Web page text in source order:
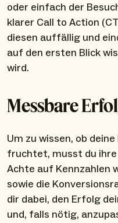
oder einfach der
klarer Call to Action
diesen auffällig und
auf den ersten Blick
wird.
Messbare
Um zu wissen, ob
fruchtet, musst du
Achte auf Kennzahlen
sowie die
dir dabei, den Erfolg
und, falls nötig,